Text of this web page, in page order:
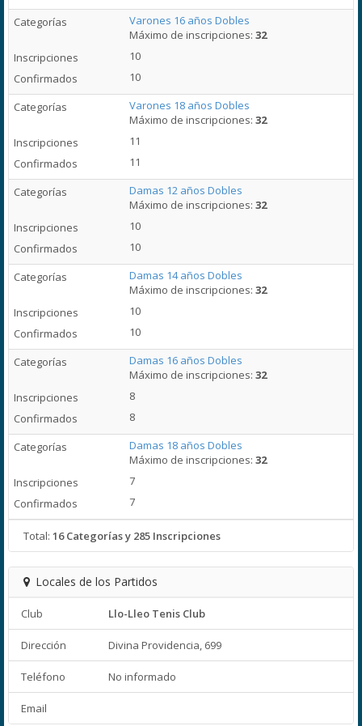
Varones 16 años Dobles
Máximo de inscripciones:32
10
10
Varones 18 años Dobles
Máximo de inscripciones:32
11
11
Damas 12 años Dobles
Máximo de inscripciones:32
10
10
Damas 14 años Dobles
Máximo de inscripciones:32
10
10
Damas 16 años Dobles
Máximo de inscripciones:32
8
8
Damas 18 años Dobles
Máximo de inscripciones:32
7
7
Total: 16 Categorías y 285 Inscripciones
Locales de los Partidos
Club Llo-Lleo Tenis Club
Dirección Divina Providencia, 699
Teléfono No informado
Email